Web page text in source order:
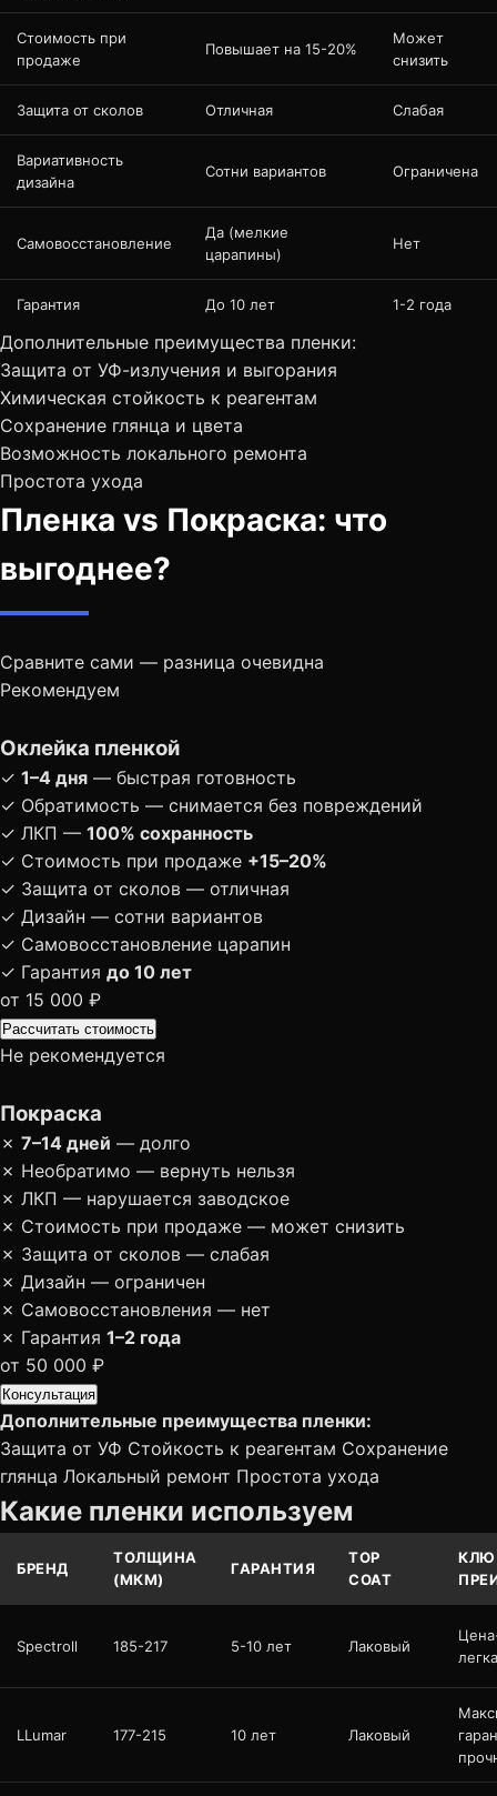
Стоимость при
продаже
Повышает на 15-20%
Может
снизить
Защита от сколов Отличная Слабая
Вариативность
дизайна
Сотни вариантов Ограничена
Самовосстановление
Да (мелкие
царапины)
Нет
Гарантия До 10 лет 1-2 года
Дополнительные преимущества пленки:
Защита от УФ-излучения и выгорания
Химическая стойкость к реагентам
Сохранение глянца и цвета
Возможность локального ремонта
Простота ухода
Пленка vs Покраска: что
выгоднее?
Сравните сами — разница очевидна
Рекомендуем
Оклейка пленкой
✓ 1–4 дня — быстрая готовность
✓ Обратимость — снимается без повреждений
✓ ЛКП — 100% сохранность
✓ Стоимость при продаже +15–20%
✓ Защита от сколов — отличная
✓ Дизайн — сотни вариантов
✓ Самовосстановление царапин
✓ Гарантия до 10 лет
от 15 000 ₽
Рассчитать стоимость
Не рекомендуется
Покраска
✗ 7–14 дней — долго
✗ Необратимо — вернуть нельзя
✗ ЛКП — нарушается заводское
✗ Стоимость при продаже — может снизить
✗ Защита от сколов — слабая
✗ Дизайн — ограничен
✗ Самовосстановления — нет
✗ Гарантия 1–2 года
от 50 000 ₽
Консультация
Дополнительные преимущества пленки:
Защита от УФ Стойкость к реагентам Сохранение
глянца Локальный ремонт Простота ухода
Какие пленки используем
БРЕНД
ТОЛЩИНА
(МКМ)
ГАРАНТИЯ
TOP
COAT
Spectroll 185-217 5-10 лет Лаковый
LLumar 177-215 10 лет Лаковый